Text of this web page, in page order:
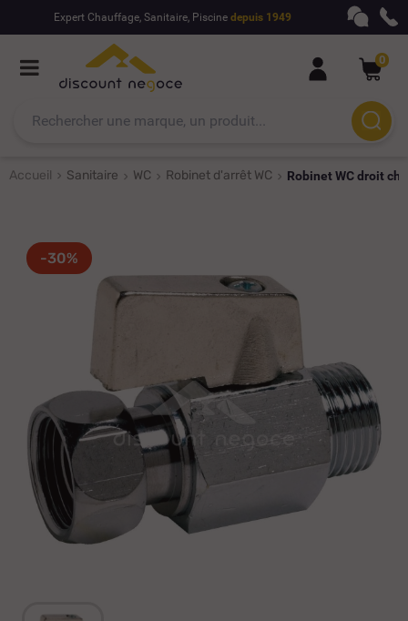
Expert Chauffage, Sanitaire, Piscine depuis 1949
0
Accueil Sanitaire WC Robinet d'arrêt WC Robinet WC droit
-30%